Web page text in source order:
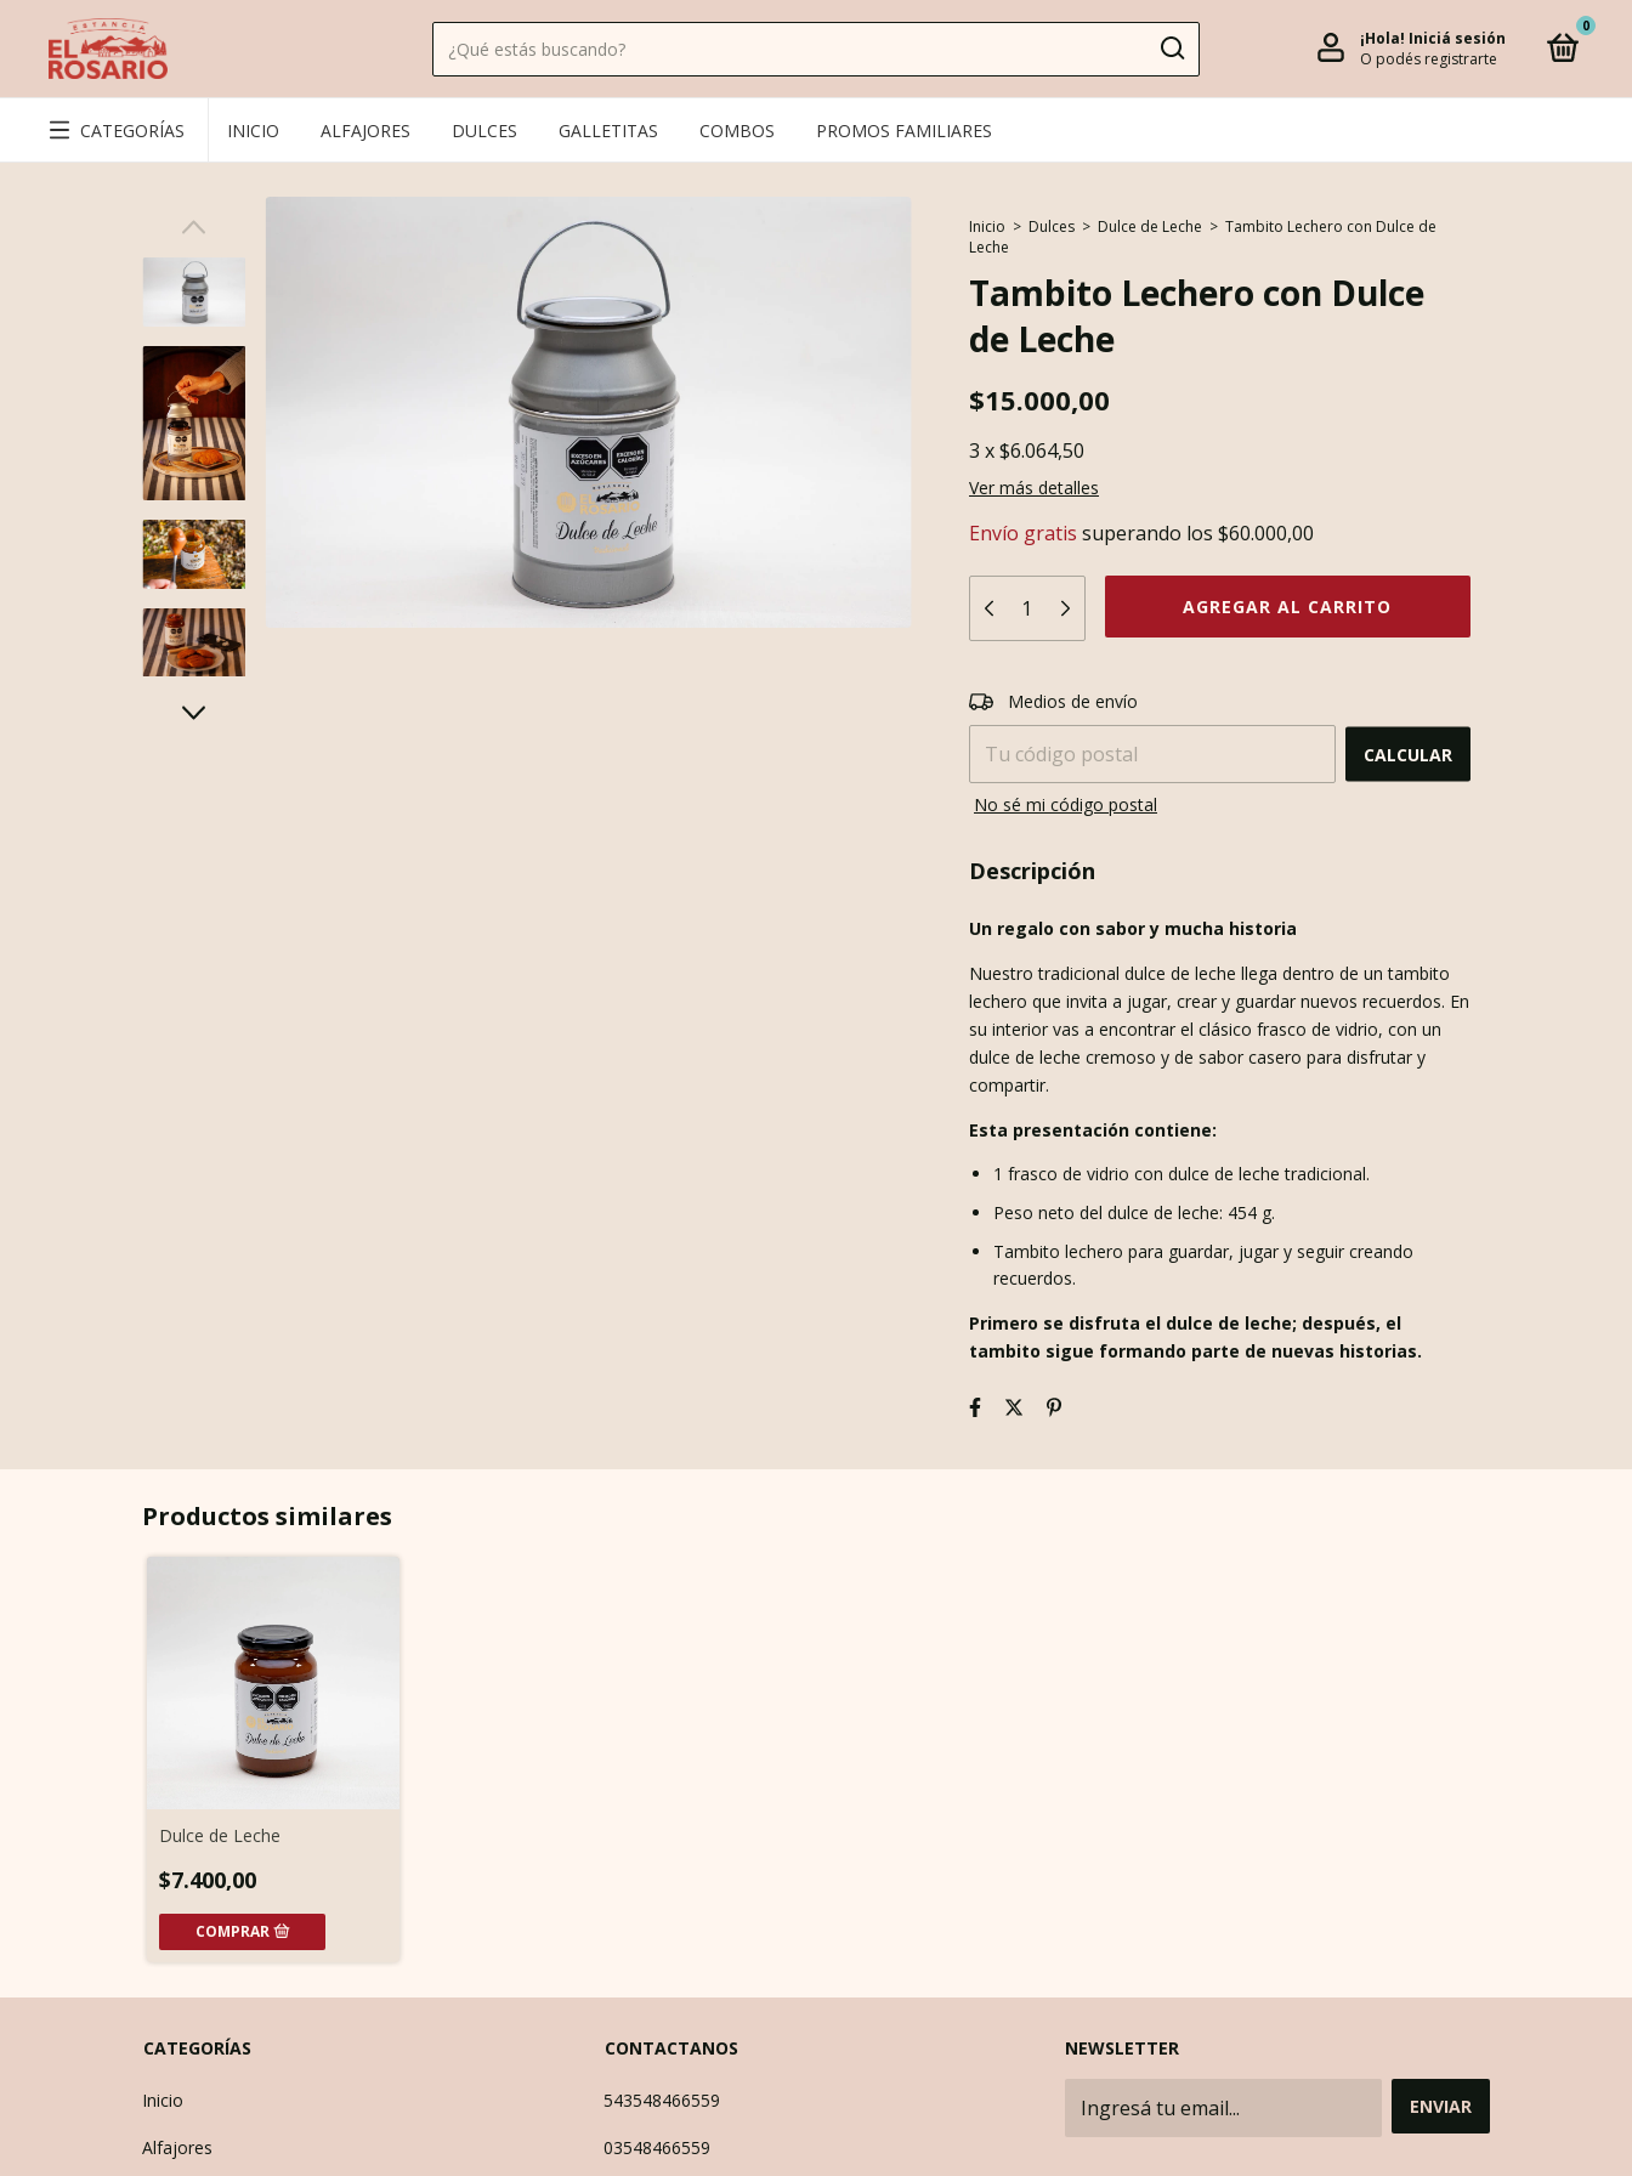
¡Hola! Iniciá sesión
O podés registrarte
0
CATEGORÍAS INICIO ALFAJORES DULCES GALLETITAS COMBOS PROMOS FAMILIARES
Inicio > Dulces > Dulce de Leche > Tambito Lechero con Dulce de
Leche
Tambito Lechero con Dulce
de Leche
$15.000,00
3 x$6.064,50
Ver más detalles
Envío gratis superando los $60.000,00
Entregas para el CP:
Medios de envío
CALCULAR
No sé mi código postal
Descripción
Un regalo con sabor y mucha historia
Nuestro tradicional dulce de leche llega dentro de un tambito
lechero que invita a jugar, crear y guardar nuevos recuerdos. En
su interior vas a encontrar el clásico frasco de vidrio, con un
dulce de leche cremoso y de sabor casero para disfrutar y
compartir.
Esta presentación contiene:
1 frasco de vidrio con dulce de leche tradicional.
Peso neto del dulce de leche: 454 g.
Tambito lechero para guardar, jugar y seguir creando
recuerdos.
Primero se disfruta el dulce de leche; después, el
tambito sigue formando parte de nuevas historias.
Productos similares
Dulce de Leche
$7.400,00
CATEGORÍAS
Inicio
Alfajores
CONTACTANOS
543548466559
03548466559
NEWSLETTER